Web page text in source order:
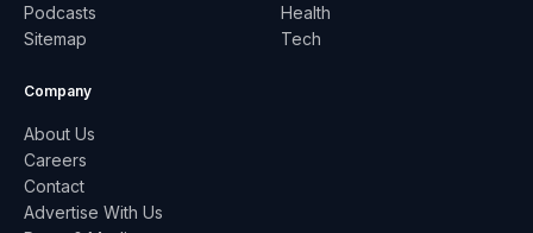
Podcasts
Sitemap
Health
Tech
Company
About Us
Careers
Contact
Advertise With Us